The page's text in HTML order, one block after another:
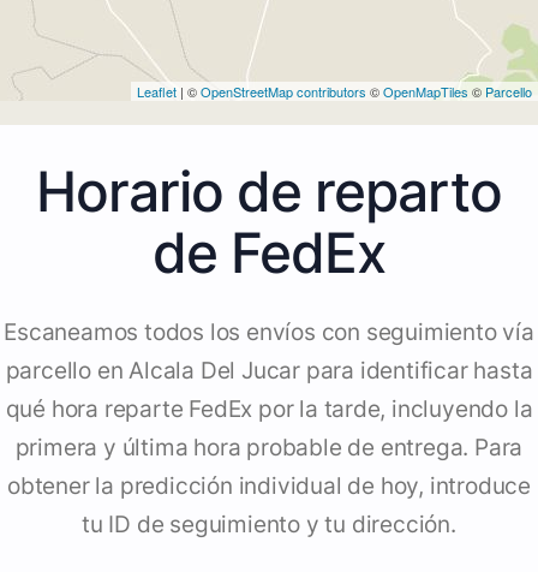
Leaflet | ©OpenStreetMap contributors ©OpenMapTiles © Parcello
Horario de reparto
de FedEx
Escaneamos todos los envíos con seguimiento vía
parcello en Alcala Del Jucar para identificar hasta
qué hora reparte FedEx por la tarde, incluyendo la
primera y última hora probable de entrega. Para
obtener la predicción individual de hoy, introduce
tu ID de seguimiento y tu dirección.